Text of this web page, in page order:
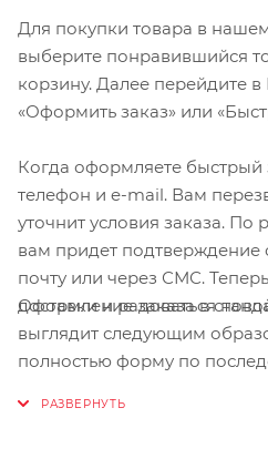
Для покупки товара в
выберите понравившийся
корзину. Далее перейдите
«Оформить заказ» или
Когда оформляете
телефон и e-mail. Вам
уточнит условия заказа. По
вам придет
почту или через СМС.
доставки и радоваться
Оформление заказа в
выглядит следующим
полностью форму по